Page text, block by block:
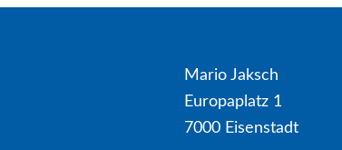
Mario Jaksch
Europaplatz 1
7000 Eisenstadt